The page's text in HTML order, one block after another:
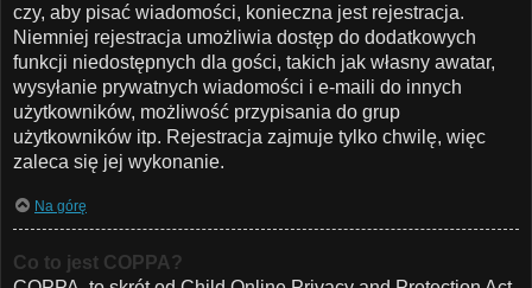
czy, aby pisać wiadomości, konieczna jest rejestracja.
Niemniej rejestracja umożliwia dostęp do dodatkowych
funkcji niedostępnych dla gości, takich jak własny awatar,
wysyłanie prywatnych wiadomości i e-maili do innych
użytkowników, możliwość przypisania do grup
użytkowników itp. Rejestracja zajmuje tylko chwilę, więc
zaleca się jej wykonanie.
Na górę
Co to jest COPPA?